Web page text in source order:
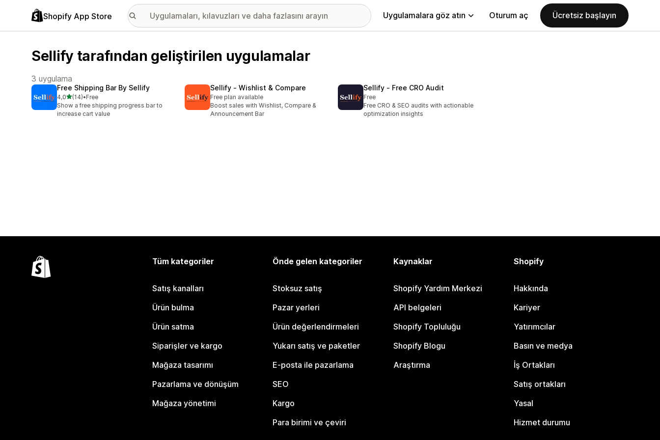
Shopify App Store Uygulamalara göz atın Oturum aç Ücretsiz başlayın
Sellify tarafından geliştirilen uygulamalar
3 uygulama
Free Shipping Bar By Sellify
4,05 yıldız üzerinden
(14)
toplam 14 değerlendirme
•Free
Show a free shipping progress bar to
increase cart value
Sellify ‑ Wishlist & Compare
Free plan available
Boost sales with Wishlist, Compare &
Announcement Bar
Sellify ‑ Free CRO Audit
Free
Free CRO & SEO audits with actionable
optimization insights
Tüm kategoriler
Satış kanalları
Ürün bulma
Ürün satma
Siparişler ve kargo
Mağaza tasarımı
Pazarlama ve dönüşüm
Mağaza yönetimi
Önde gelen kategoriler
Stoksuz satış
Pazar yerleri
Ürün değerlendirmeleri
Yukarı satış ve paketler
E-posta ile pazarlama
SEO
Kargo
Para birimi ve çeviri
Kaynaklar
Shopify Yardım Merkezi
API belgeleri
Shopify Topluluğu
Shopify Blogu
Araştırma
Shopify
Hakkında
Kariyer
Yatırımcılar
Basın ve medya
İş Ortakları
Satış ortakları
Yasal
Hizmet durumu